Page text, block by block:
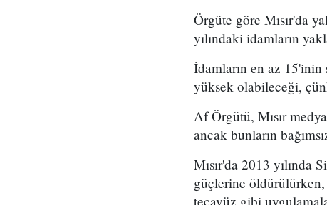
Örgüte göre Mısır'da
yılındaki idamların
İdamların en az
yüksek olabileceği,
Af Örgütü, Mısır
ancak bunların
Mısır'da 2013
güçlerine öldürülürken,
tecavüz gibi